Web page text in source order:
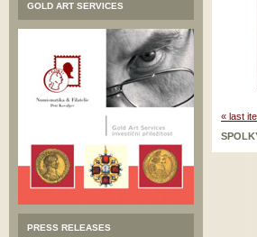
GOLD ART SERVICES
PRESS RELEASES
« last